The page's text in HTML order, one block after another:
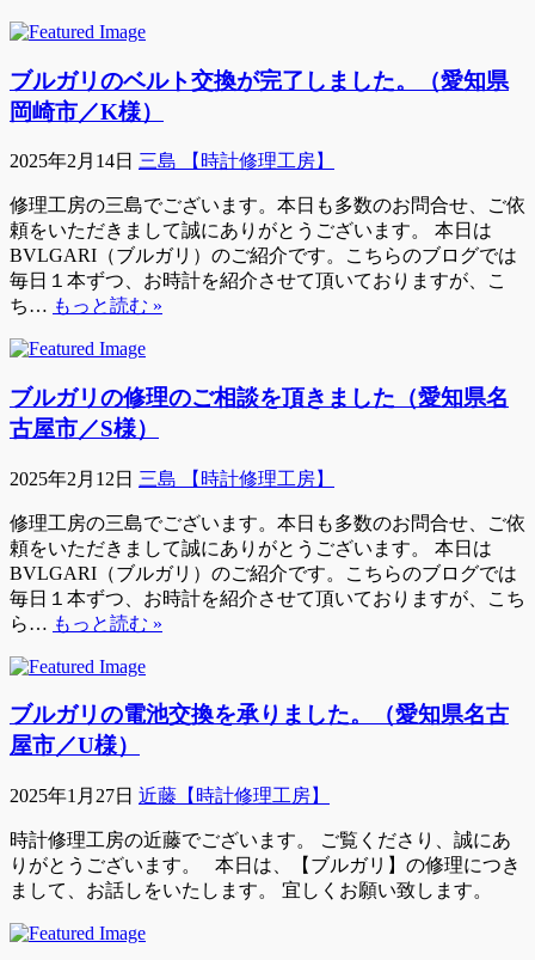
ブルガリのベルト交換が完了しました。（愛知県
岡崎市／K様）
2025年2月14日 三島 【時計修理工房】
修理工房の三島でございます。本日も多数のお問合せ、ご依
頼をいただきまして誠にありがとうございます。 本日は
BVLGARI（ブルガリ）のご紹介です。こちらのブログでは
毎日１本ずつ、お時計を紹介させて頂いておりますが、こ
ち… もっと読む »
ブルガリの修理のご相談を頂きました（愛知県名
古屋市／S様）
2025年2月12日 三島 【時計修理工房】
修理工房の三島でございます。本日も多数のお問合せ、ご依
頼をいただきまして誠にありがとうございます。 本日は
BVLGARI（ブルガリ）のご紹介です。こちらのブログでは
毎日１本ずつ、お時計を紹介させて頂いておりますが、こち
ら… もっと読む »
ブルガリの電池交換を承りました。（愛知県名古
屋市／U様）
2025年1月27日 近藤【時計修理工房】
時計修理工房の近藤でございます。 ご覧くださり、誠にあ
りがとうございます。 本日は、【ブルガリ】の修理につき
まして、お話しをいたします。 宜しくお願い致します。